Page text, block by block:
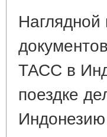
ТАСС в
поездке